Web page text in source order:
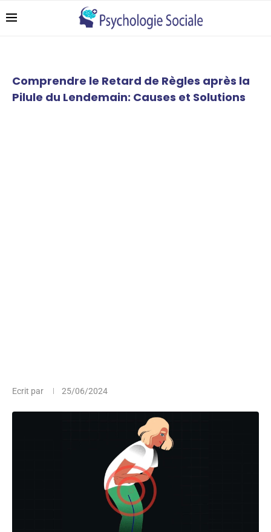
Comprendre le Retard de Règles après la
Pilule du Lendemain: Causes et Solutions
Ecrit par 25/06/2024